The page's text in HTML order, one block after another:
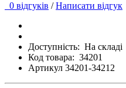
0 відгуків / Написати відгук
Доступність: На складі
Код товара: 34201
Артикул 34201-34212